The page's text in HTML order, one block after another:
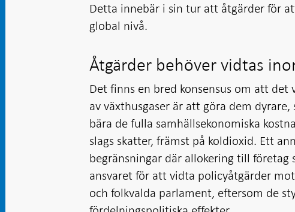
Detta innebär i sin tur att åtgärder för
global nivå.
Åtgärder behöver vidtas
Det finns en bred konsensus om att
av växthusgaser är att göra dem
bära de fulla samhällsekonomiska
slags skatter, främst på koldioxid. Ett
begränsningar där allokering till företag
ansvaret för att vidta policyåtgärder
och folkvalda parlament, eftersom de